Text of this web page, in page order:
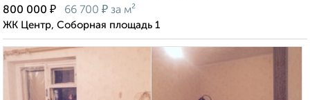
800 000 ₽ 66 700 ₽ за м²
ЖК Центр, Соборная площадь 1